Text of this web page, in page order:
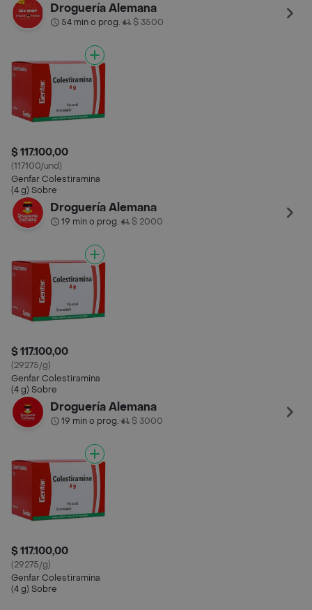
Droguería Alemana
54 min o prog.• $ 3500
$ 117.100,00
(117100/und)
Genfar Colestiramina
(4 g) Sobre
Droguería Alemana
19 min o prog.• $ 2000
$ 117.100,00
(29275/g)
Genfar Colestiramina
(4 g) Sobre
Droguería Alemana
19 min o prog.• $ 3000
$ 117.100,00
(29275/g)
Genfar Colestiramina
(4 g) Sobre